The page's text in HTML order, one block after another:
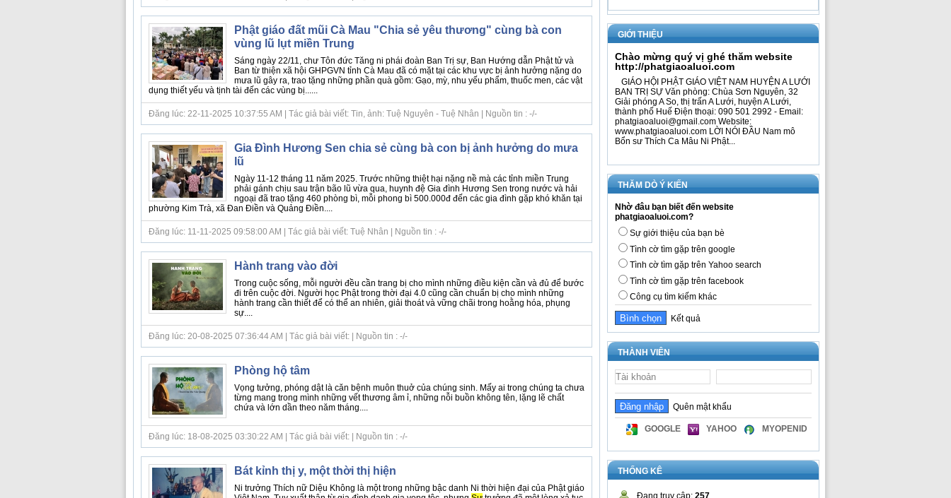
Phật giáo đất mũi Cà Mau "Chia sẻ yêu thương" cùng bà con
vùng lũ lụt miền Trung
Sáng ngày 22/11, chư Tôn đức Tăng ni phái đoàn Ban Trị sự, Ban Hướng dẫn Phật tử và
Ban từ thiện xã hội GHPGVN tỉnh Cà Mau đã có mặt tại các khu vực bị ảnh hưởng nặng do
mưa lũ gây ra, trao tặng những phần quà gồm: Gạo, mỳ, nhu yếu phẩm, thuốc men, các vật
dụng thiết yếu và tịnh tài đến các vùng bị......
Đăng lúc: 22-11-2025 10:37:55 AM | Tác giả bài viết: Tin, ảnh: Tuệ Nguyên - Tuệ Nhân | Nguồn tin : -/-
Gia Đình Hương Sen chia sẻ cùng bà con bị ảnh hưởng do mưa
lũ
Ngày 11-12 tháng 11 năm 2025. Trước những thiệt hại nặng nề mà các tỉnh miền Trung
phải gánh chịu sau trận bão lũ vừa qua, huynh đệ Gia đình Hương Sen trong nước và hải
ngoại đã trao tặng 460 phòng bì, mỗi phong bì 500.000đ đến các gia đình gặp khó khăn tại
phường Kim Trà, xã Đan Điền và Quảng Điền....
Đăng lúc: 11-11-2025 09:58:00 AM | Tác giả bài viết: Tuệ Nhân | Nguồn tin : -/-
Hành trang vào đời
Trong cuộc sống, mỗi người đều cần trang bị cho mình những điều kiện cần và đủ để bước
đi trên cuộc đời. Người học Phật trong thời đại 4.0 cũng cần chuẩn bị cho mình những
hành trang cần thiết để có thể an nhiên, giải thoát và vững chãi trong hoằng hóa, phụng
sự....
Đăng lúc: 20-08-2025 07:36:44 AM | Tác giả bài viết: | Nguồn tin : -/-
Phòng hộ tâm
Vọng tưởng, phóng dật là căn bệnh muôn thuở của chúng sinh. Mấy ai trong chúng ta chưa
từng mang trong mình những vết thương âm ỉ, những nỗi buồn không tên, lặng lẽ chất
chứa và lớn dần theo năm tháng....
Đăng lúc: 18-08-2025 03:30:22 AM | Tác giả bài viết: | Nguồn tin : -/-
Bát kỉnh thị y, một thời thị hiện
Ni trưởng Thích nữ Diệu Không là một trong những bậc danh Ni thời hiện đại của Phật giáo
GIỚI THIỆU
Chào mừng quý vị ghé thăm website
http://phatgiaoaluoi.com
GIÁO HỘI PHẬT GIÁO VIỆT NAM HUYỆN A LƯỚI
BAN TRỊ SỰ Văn phòng: Chùa Sơn Nguyên, 32
Giải phóng A So, thị trấn A Lưới, huyện A Lưới,
thành phố Huế Điện thoại: 090 501 2992 - Email:
phatgiaoaluoi@gmail.com Website:
www.phatgiaoaluoi.com LỜI NÓI ĐẦU Nam mô
Bổn sư Thích Ca Mâu Ni Phật...
THĂM DÒ Ý KIẾN
Nhờ đâu bạn biết đến website
phatgiaoaluoi.com?
Sự giới thiệu của bạn bè
Tình cờ tìm gặp trên google
Tình cờ tìm gặp trên Yahoo search
Tình cờ tìm gặp trên facebook
Công cụ tìm kiếm khác
Kết quả
THÀNH VIÊN
Quên mật khẩu
GOOGLE YAHOO MYOPENID
THỐNG KÊ
Đang truy cập: 257